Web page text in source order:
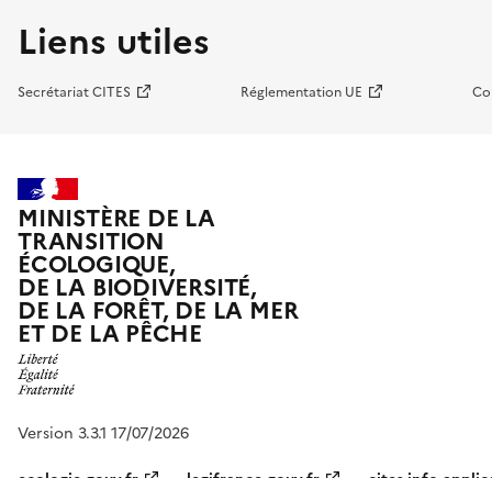
Liens utiles
Secrétariat CITES Réglementation UE
MINISTÈRE DE LA
TRANSITION
ÉCOLOGIQUE,
DE LA BIODIVERSITÉ,
DE LA FORÊT, DE LA MER
ET DE LA PÊCHE
Version 3.3.1 17/07/2026